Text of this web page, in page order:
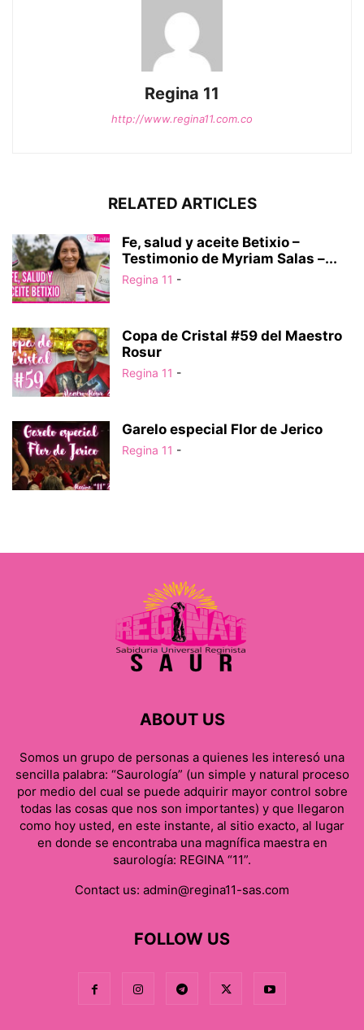
Regina 11
http://www.regina11.com.co
RELATED ARTICLES
Fe, salud y aceite Betixio –
Testimonio de Myriam Salas –...
Regina 11 -
Copa de Cristal #59 del Maestro
Rosur
Regina 11 -
Garelo especial Flor de Jerico
Regina 11 -
ABOUT US
Somos un grupo de personas a quienes les interesó una
sencilla palabra: “Saurología” (un simple y natural proceso
por medio del cual se puede adquirir mayor control sobre
todas las cosas que nos son importantes) y que llegaron
como hoy usted, en este instante, al sitio exacto, al lugar
en donde se encontraba una magnífica maestra en
saurología: REGINA “11”.
Contact us: admin@regina11-sas.com
FOLLOW US